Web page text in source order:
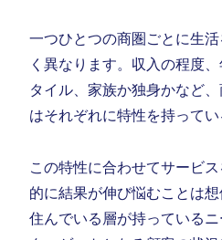
一つひとつの商圏ごとに生
く異なります。収入の程度
タイル、家族か独身かなど
はそれぞれに特性を持ってい
この特性に合わせてサービ
的に結果が伸び悩むことは想
住んでいる層が持っているニ